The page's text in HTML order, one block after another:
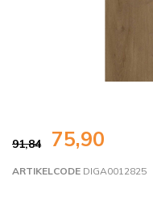
91,84 75,90
ARTIKELCODE DIGA0012825